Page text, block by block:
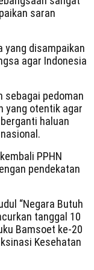
saran
yang disampaikan
agar Indonesia
sebagai pedoman
yang otentik agar
haluan
PPHN
pendekatan
“Negara Butuh
tanggal 10
Bamsoet ke-20
Kesehatan